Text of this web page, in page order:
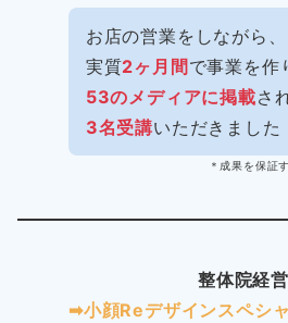
お店の営業をしながら、
実質2ヶ月間 で事業を作
53のメディアに掲載さ
3名受講いただきました
＊成果を保証するもので
整体院経営
➡︎小顔Reデザインスペシ